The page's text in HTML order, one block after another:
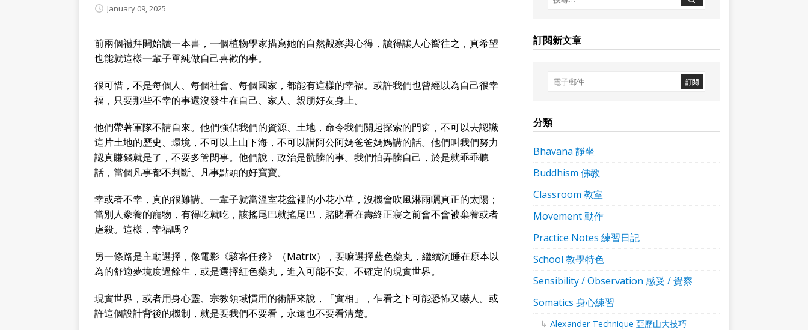
January 09, 2025
前兩個禮拜開始讀一本書，一個植物學家描寫她的自然觀察與心得，讀得讓人心嚮往之，真希望
也能就這樣一輩子單純做自己喜歡的事。
很可惜，不是每個人、每個社會、每個國家，都能有這樣的幸福。或許我們也曾經以為自己很幸
福，只要那些不幸的事還沒發生在自己、家人、親朋好友身上。
他們帶著軍隊不請自來。他們強佔我們的資源、土地，命令我們關起探索的門窗，不可以去認識
這片土地的歷史、環境，不可以上山下海，不可以講阿公阿媽爸爸媽媽講的話。他們叫我們努力
認真賺錢就是了，不要多管閒事。他們說，政治是骯髒的事。我們怕弄髒自己，於是就乖乖聽
話，當個凡事都不判斷、凡事點頭的好寶寶。
幸或者不幸，真的很難講。一輩子就當溫室花盆裡的小花小草，沒機會吹風淋雨曬真正的太陽；
當別人豢養的寵物，有得吃就吃，該搖尾巴就搖尾巴，賭賭看在壽終正寢之前會不會被棄養或者
虐殺。這樣，幸福嗎？
另一條路是主動選擇，像電影《駭客任務》（Matrix），要嘛選擇藍色藥丸，繼續沉睡在原本以
為的舒適夢境度過餘生，或是選擇紅色藥丸，進入可能不安、不確定的現實世界。
現實世界，或者用身心靈、宗教領域慣用的術語來說，「實相」，乍看之下可能恐怖又嚇人。或
許這個設計背後的機制，就是要我們不要看，永遠也不要看清楚。
訂閱新文章
分類
Bhavana 靜坐
Buddhism 佛教
Classroom 教室
Movement 動作
Practice Notes 練習日記
School 教學特色
Sensibility / Observation 感受 / 覺察
Somatics 身心練習
Alexander Technique 亞歷山大技巧